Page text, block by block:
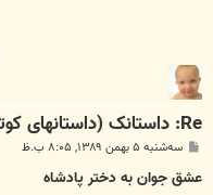
Re: داستانک (داستانهای کوتاه)
پ
ت
سه‌شنبه ۵ بهمن ۱۳۸۹, ۸:۰۵ ب.ظ
عشق جوان به دختر پادشاه